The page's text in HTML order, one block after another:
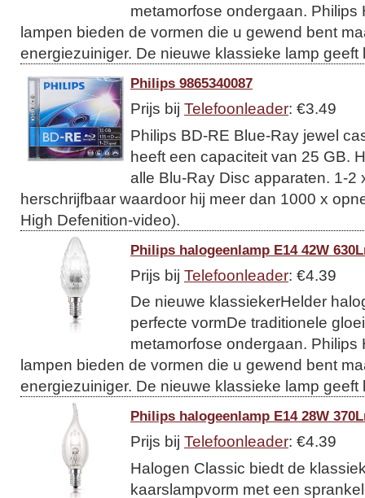
metamorfose ondergaan. Philips
lampen bieden de vormen die u gewend bent
energiezuiniger. De nieuwe klassieke lamp geeft
Philips 9865340087
Prijs bij Telefoonleader: €3.49
Philips BD-RE Blue-Ray jewel
heeft een capaciteit van 25 GB.
alle Blu-Ray Disc apparaten. 1-2
herschrijfbaar waardoor hij meer dan 1000 x
High Defenition-video).
Philips halogeenlamp E14 42W
Prijs bij Telefoonleader: €4.39
De nieuwe klassiekerHelder
perfecte vormDe traditionele
metamorfose ondergaan. Philips
lampen bieden de vormen die u gewend bent
energiezuiniger. De nieuwe klassieke lamp geeft
Philips halogeenlamp E14 28W
Prijs bij Telefoonleader: €4.39
Halogen Classic biedt de
kaarslampvorm met een